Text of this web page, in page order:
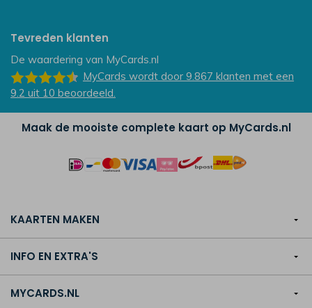
Tevreden klanten
De waardering van MyCards.nl
MyCards wordt door 9.867 klanten met een
9.2 uit 10 beoordeeld.
Maak de mooiste complete kaart op MyCards.nl
KAARTEN MAKEN
INFO EN EXTRA'S
MYCARDS.NL